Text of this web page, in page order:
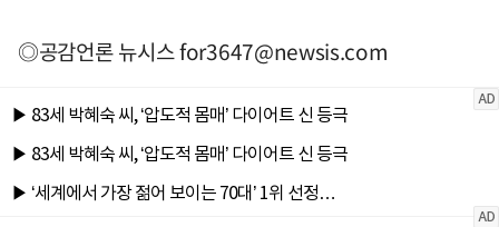
◎공감언론 뉴시스for3647@newsis.com